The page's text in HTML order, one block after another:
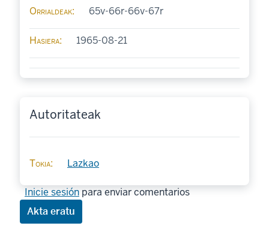
Orrialdeak
65v-66r-66v-67r
Hasiera 1965-08-21
Autoritateak
Tokia Lazkao
Inicie sesiónpara enviar comentarios
Akta eratu